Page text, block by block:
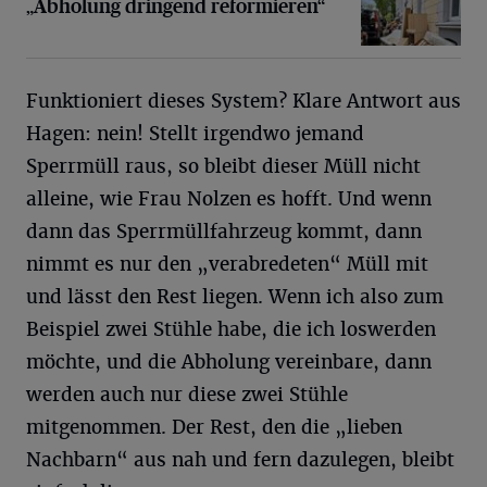
„Abholung dringend reformieren“
Funktioniert dieses System? Klare Antwort aus
Hagen: nein! Stellt irgendwo jemand
Sperrmüll raus, so bleibt dieser Müll nicht
alleine, wie Frau Nolzen es hofft. Und wenn
dann das Sperrmüllfahrzeug kommt, dann
nimmt es nur den „verabredeten“ Müll mit
und lässt den Rest liegen. Wenn ich also zum
Beispiel zwei Stühle habe, die ich loswerden
möchte, und die Abholung vereinbare, dann
werden auch nur diese zwei Stühle
mitgenommen. Der Rest, den die „lieben
Nachbarn“ aus nah und fern dazulegen, bleibt